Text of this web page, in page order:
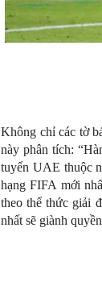
Không chỉ các tờ
này phân tích:
tuyển UAE thuộc
hạng FIFA mới
theo thể thức giải
nhất sẽ giành